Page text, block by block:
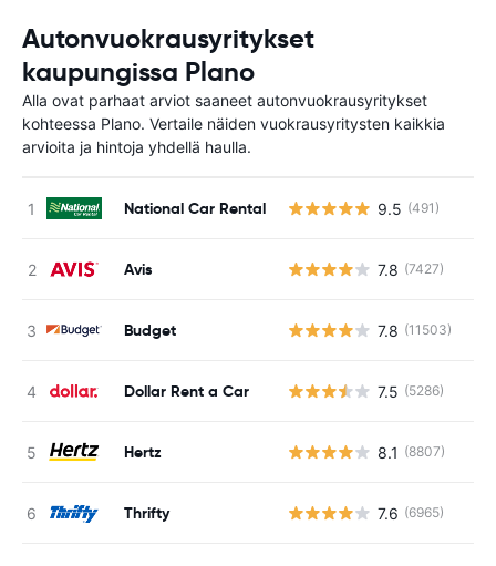
Autonvuokrausyritykset
kaupungissa Plano
Alla ovat parhaat arviot saaneet autonvuokrausyritykset
kohteessa Plano. Vertaile näiden vuokrausyritysten kaikkia
arvioita ja hintoja yhdellä haulla.
National Car Rental 9.5 (491)
Avis 7.8 (7427)
Budget 7.8 (11503)
Dollar Rent a Car 7.5 (5286)
Hertz 8.1 (8807)
Thrifty 7.6 (6965)